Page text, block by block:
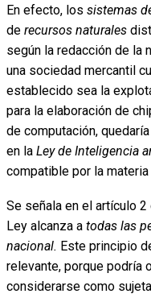
En efecto, los sistemas
de recursos naturales
según la redacción de la
una sociedad mercantil
establecido sea la
para la elaboración de
de computación,
en la Ley de Inteligencia
compatible por la materia
Se señala en el artículo
Ley alcanza a todas las
nacional. Este principio
relevante, porque podría
considerarse como